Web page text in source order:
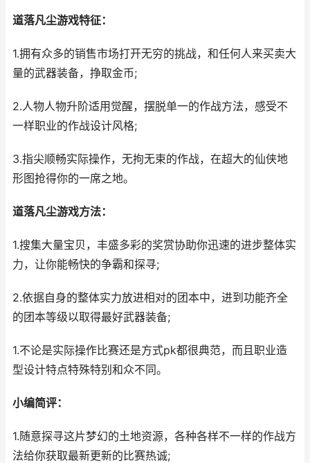
道落凡尘游戏特征：
1.拥有众多的销售市场打开无穷的挑战，和任何人来买卖大
量的武器装备，挣取金币;
2.人物人物升阶适用觉醒，摆脱单一的作战方法，感受不
一样职业的作战设计风格;
3.指尖顺畅实际操作，无拘无束的作战，在超大的仙侠地
形图抢得你的一席之地。
道落凡尘游戏方法：
1.搜集大量宝贝，丰盛多彩的奖赏协助你迅速的进步整体实
力，让你能畅快的争霸和探寻;
2.依据自身的整体实力放进相对的团本中，进到功能齐全
的团本等级以取得最好武器装备;
1.不论是实际操作比赛还是方式pk都很典范，而且职业造
型设计特点特殊特别和众不同。
小编简评：
1.随意探寻这片梦幻的土地资源，各种各样不一样的作战方
法给你获取最新更新的比赛热诚;